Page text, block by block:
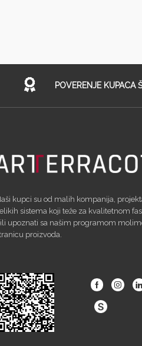
POVERENJE KUPACA
kupci su od malih kompanija,
sistema koji teže za kvalitetnom
upoznati sa našim programom
proizvoda.
Facebook